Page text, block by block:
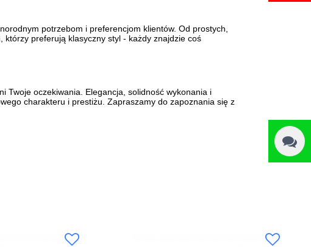
potrzebom i preferencjom klientów. Od prostych,
którzy preferują klasyczny styl - każdy znajdzie coś
Twoje oczekiwania. Elegancja, solidność wykonania i
charakteru i prestiżu. Zapraszamy do zapoznania się z